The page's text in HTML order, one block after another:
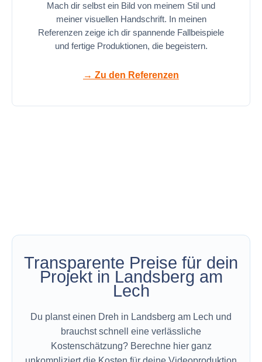
Mach dir selbst ein Bild von meinem Stil und
meiner visuellen Handschrift. In meinen
Referenzen zeige ich dir spannende Fallbeispiele
und fertige Produktionen, die begeistern.
→ Zu den Referenzen
Transparente Preise für dein
Projekt in Landsberg am
Lech
Du planst einen Dreh in Landsberg am Lech und
brauchst schnell eine verlässliche
Kostenschätzung? Berechne hier ganz